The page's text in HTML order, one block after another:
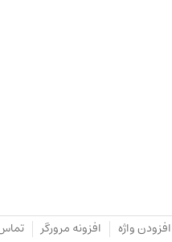
افزودن واژه افزونه مرورگر